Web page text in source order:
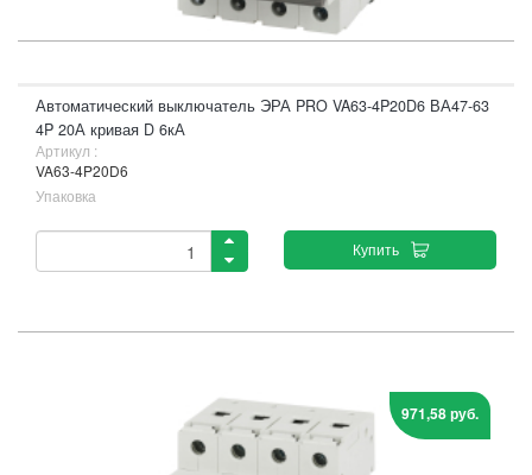
Автоматический выключатель ЭРА PRO VA63-4P20D6 ВА47-63
4P 20А кривая D 6кА
Артикул :
VA63-4P20D6
Упаковка
Купить
971,58 руб.